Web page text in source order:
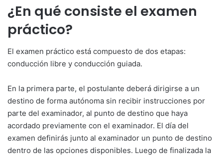
¿En qué consiste el examen
práctico?
El examen práctico está compuesto de dos etapas:
conducción libre y conducción guiada.
En la primera parte, el postulante deberá dirigirse a un
destino de forma autónoma sin recibir instrucciones por
parte del examinador, al punto de destino que haya
acordado previamente con el examinador. El día del
examen definirás junto al examinador un punto de destino
dentro de las opciones disponibles. Luego de finalizada la